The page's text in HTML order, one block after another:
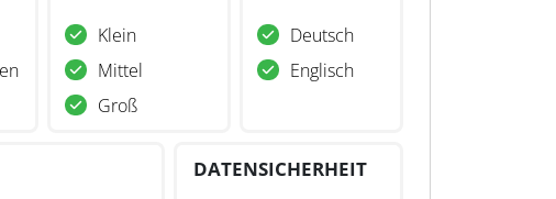
Klein
Mittel
Groß
Deutsch
Englisch
DATENSICHERHEIT